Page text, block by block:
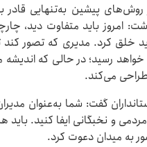
روش‌های پیشین به‌تنهایی
امروز باید متفاوت دید،
خلق کرد. مدیری که تصور کند
رسید؛ در حالی که
می‌کند.
گفت: شما به‌عنوان
و نخبگانی ایفا کنید. باید
به میدان دعوت کرد.